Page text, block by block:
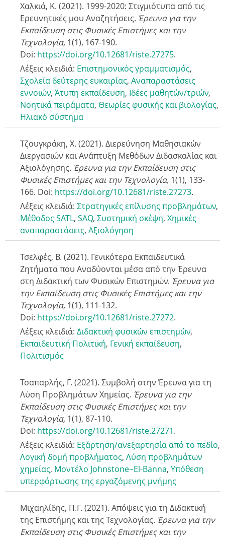
Χαλκιά, Κ. (2021). 1999-2020: Στιγμιότυπα από τις
Ερευνητικές μου Αναζητήσεις. Έρευνα για την
Εκπαίδευση στις Φυσικές Επιστήμες και την
Τεχνολογία, 1(1), 167-190.
Doi: https://doi.org/10.12681/riste.27275.
Λέξεις κλειδιά: Επιστημονικός γραμματισμός,
Σχολεία δεύτερης ευκαιρίας, Αναπαραστάσεις
εννοιών, Άτυπη εκπαίδευση, Ιδέες μαθητών/τριών,
Νοητικά πειράματα, Θεωρίες φυσικής και βιολογίας,
Ηλιακό σύστημα
Τζουγκράκη, Χ. (2021). Διερεύνηση Μαθησιακών
Διεργασιών και Ανάπτυξη Μεθόδων Διδασκαλίας και
Αξιολόγησης. Έρευνα για την Εκπαίδευση στις
Φυσικές Επιστήμες και την Τεχνολογία, 1(1), 133-
166. Doi: https://doi.org/10.12681/riste.27273.
Λέξεις κλειδιά: Στρατηγικές επίλυσης προβλημάτων,
Μέθοδος SATL, SAQ, Συστημική σκέψη, Χημικές
αναπαραστάσεις, Αξιολόγηση
Τσελφές, Β. (2021). Γενικότερα Εκπαιδευτικά
Ζητήματα που Αναδύονται μέσα από την Έρευνα
στη Διδακτική των Φυσικών Επιστημών. Έρευνα για
την Εκπαίδευση στις Φυσικές Επιστήμες και την
Τεχνολογία, 1(1), 111-132.
Doi: https://doi.org/10.12681/riste.27272.
Λέξεις κλειδιά: Διδακτική φυσικών επιστημών,
Εκπαιδευτική Πολιτική, Γενική εκπαίδευση,
Πολιτισμός
Τσαπαρλής, Γ. (2021). Συμβολή στην Έρευνα για τη
Λύση Προβλημάτων Χημείας. Έρευνα για την
Εκπαίδευση στις Φυσικές Επιστήμες και την
Τεχνολογία, 1(1), 87-110.
Doi: https://doi.org/10.12681/riste.27271.
Λέξεις κλειδιά: Εξάρτηση/ανεξαρτησία από το πεδίο,
Λογική δομή προβλήματος, Λύση προβλημάτων
χημείας, Μοντέλο Johnstone−El-Banna, Υπόθεση
υπερφόρτωσης της εργαζόμενης μνήμης
Μιχαηλίδης, Π.Γ. (2021). Απόψεις για τη Διδακτική
της Επιστήμης και της Τεχνολογίας. Έρευνα για την
Εκπαίδευση στις Φυσικές Επιστήμες και την